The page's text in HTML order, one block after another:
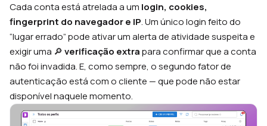
Cada conta está atrelada a um login, cookies,
fingerprint do navegador e IP. Um único login feito do
“lugar errado” pode ativar um alerta de atividade suspeita e
exigir uma 🔎verificação extrapara confirmar que a conta
não foi invadida. E, como sempre, o segundo fator de
autenticação está com o cliente — que pode não estar
disponível naquele momento.